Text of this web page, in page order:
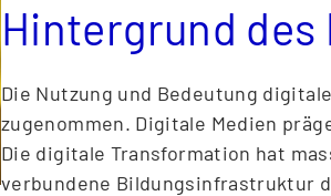
Hintergrund des
Die Nutzung und Bedeutung
zugenommen. Digitale Medien
Die digitale Transformation hat
verbundene Bildungsinfrastruktur